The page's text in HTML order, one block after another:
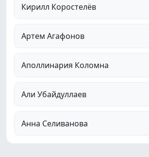
Кирилл Коростелёв
Артем Агафонов
Аполлинария Коломна
Али Убайдуллаев
Анна Селиванова